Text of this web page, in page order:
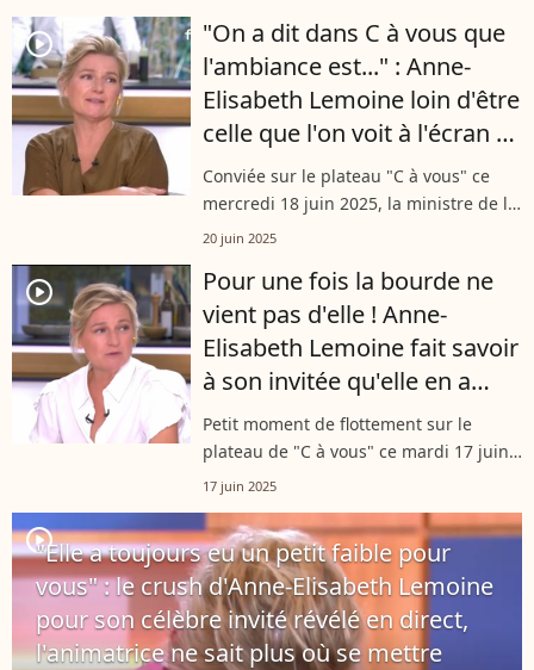
25 juin. Invités pour parler d’astuces
alimentaires,...
player2
"On a dit dans C à vous que
l'ambiance est..." : Anne-
Elisabeth Lemoine loin d'être
celle que l'on voit à l'écran ?
Elle répond enfin !
Conviée sur le plateau "C à vous" ce
mercredi 18 juin 2025, la ministre de la
Culture Rachida Dati a eu le mérite
en rebondissant sur les rumeurs...
20 juin 2025
player2
Pour une fois la bourde ne
vient pas d'elle ! Anne-
Elisabeth Lemoine fait savoir
à son invitée qu'elle en a
beaucoup trop dit...
Petit moment de flottement sur le
plateau de "C à vous" ce mardi 17 juin.
Tandis qu'une invitée se laisse un peu
Elisabeth Lemoine, habituellement...
17 juin 2025
player2
"Elle a toujours eu un petit faible pour
vous" : le crush d'Anne-Elisabeth Lemoine
pour son célèbre invité révélé en direct,
l'animatrice ne sait plus où se mettre